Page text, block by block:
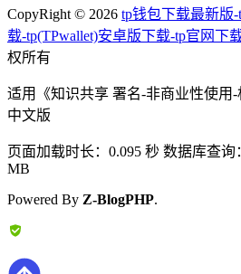
CopyRight © 2026 tp钱包下载最新版-
载-tp(TPwallet)安卓版下载-tp官网下
权所有
适用《知识共享 署名-非商业性使用
中文版
页面加载时长：0.095 秒 数据库查询
MB
Powered By Z-BlogPHP.